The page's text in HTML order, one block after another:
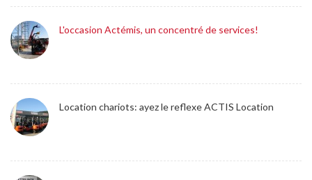
L'occasion Actémis, un concentré de services!
Location chariots: ayez le reflexe ACTIS Location